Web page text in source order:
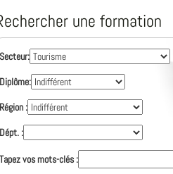
une formation
Secteur:
Diplôme:
Région :
Dépt. :
Tapez vos mots-clés :